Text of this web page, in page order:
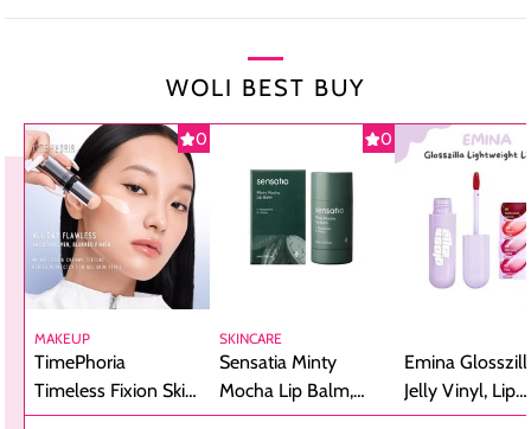
WOLI BEST BUY
0
MAKEUP
TimePhoria
Timeless Fixion Skin
Tint Stick,
0
SKINCARE
Sensatia Minty
Mocha Lip Balm,
Pelembap Bibir
Emina
Jelly Vinyl, Lip
Cream Glossy